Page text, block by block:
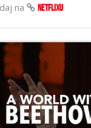
na
NETFLIXU